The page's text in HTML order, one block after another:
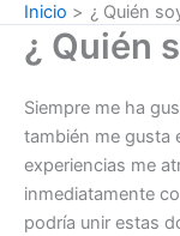
Inicio ¿ Quién
¿ Quién
Siempre me ha
también me gusta
experiencias me
inmediatamente
podría unir estas